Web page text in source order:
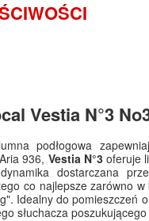
Vestia N°3
podłogowa
936, Vestia N°3oferuje
dostarczana
co najlepsze zarówno
Idealny do pomieszczeń
słuchacza